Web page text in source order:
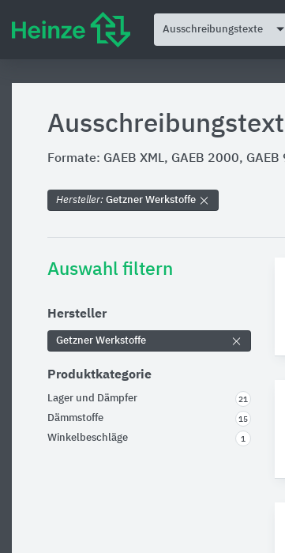
Ausschreibungstexte
Formate: GAEB XML, GAEB 2000,
Hersteller: Getzner Werkstoffe
Auswahl filtern
Hersteller
Getzner Werkstoffe
Produktkategorie
Lager und Dämpfer 21
Dämmstoffe 15
Winkelbeschläge 1